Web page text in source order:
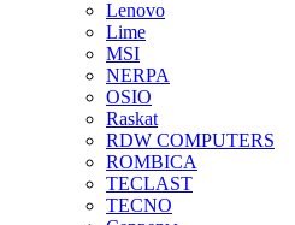
Lenovo
Lime
MSI
NERPA
OSIO
Raskat
RDW COMPUTERS
ROMBICA
TECLAST
TECNO